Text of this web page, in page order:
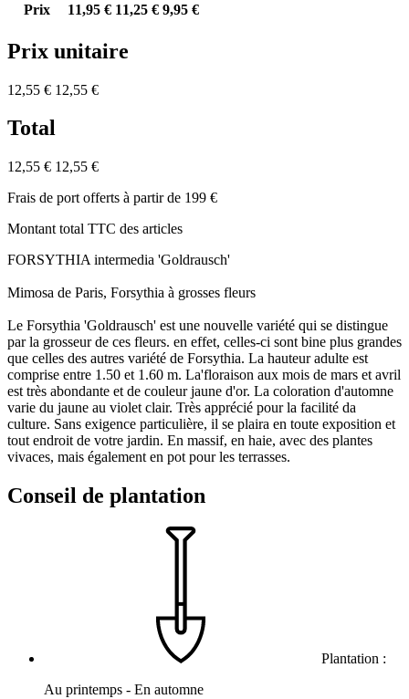
Prix
11,95 € 11,25 € 9,95 €
Prix unitaire
12,55 € 12,55 €
Total
12,55 € 12,55 €
Frais de port offerts à partir de 199 €
Montant total TTC des articles
FORSYTHIA intermedia 'Goldrausch'
Mimosa de Paris, Forsythia à grosses fleurs
Le Forsythia 'Goldrausch' est une nouvelle variété qui se distingue
par la grosseur de ces fleurs. en effet, celles-ci sont bine plus grandes
que celles des autres variété de Forsythia. La hauteur adulte est
comprise entre 1.50 et 1.60 m. La'floraison aux mois de mars et avril
est très abondante et de couleur jaune d'or. La coloration d'automne
varie du jaune au violet clair. Très apprécié pour la facilité da
culture. Sans exigence particulière, il se plaira en toute exposition et
tout endroit de votre jardin. En massif, en haie, avec des plantes
vivaces, mais également en pot pour les terrasses.
Conseil de plantation
Plantation :
Au printemps - En automne